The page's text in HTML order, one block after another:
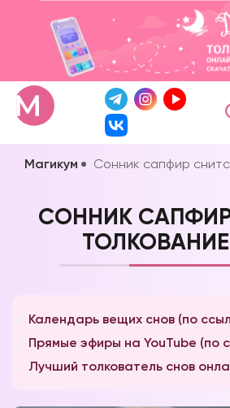
Магикум Сонник сапфир
СОННИК
Календарь вещих снов (по
Прямые эфиры на YouTube (по
Лучший толкователь снов